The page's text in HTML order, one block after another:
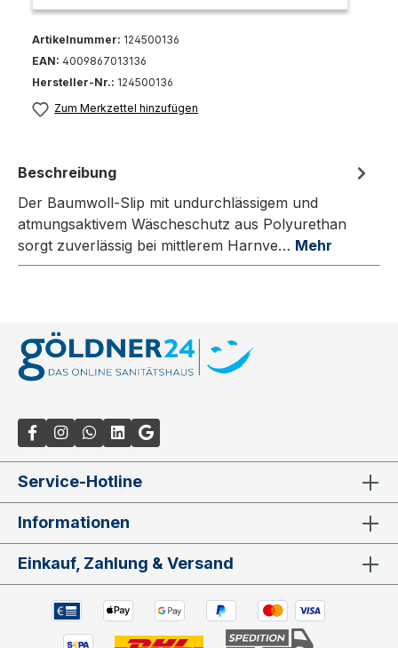
Artikelnummer: 124500136
EAN: 4009867013136
Hersteller-Nr.: 124500136
Zum Merkzettel hinzufügen
Beschreibung
Der Baumwoll-Slip mit undurchlässigem und
atmungsaktivem Wäscheschutz aus Polyurethan
sorgt zuverlässig bei mittlerem Harnve… Mehr
Service-Hotline
Informationen
Einkauf, Zahlung & Versand